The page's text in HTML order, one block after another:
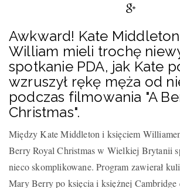
Awkward! Kate
William mieli trochę
spotkanie PDA, jak Kate
wzruszył rękę męża od
podczas filmowania "A
Christmas".
Między Kate Middleton i księciem
Berry Royal Christmas w Wielkiej Brytanii
nieco skomplikowane. Program zawierał
Mary Berry po księcia i księżnej Cambridge